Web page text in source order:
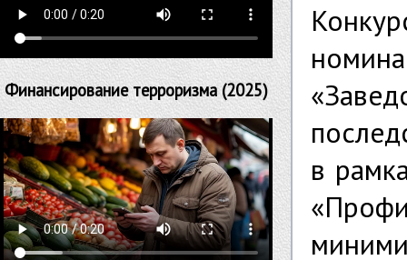
Финансирование терроризма (2025)
в